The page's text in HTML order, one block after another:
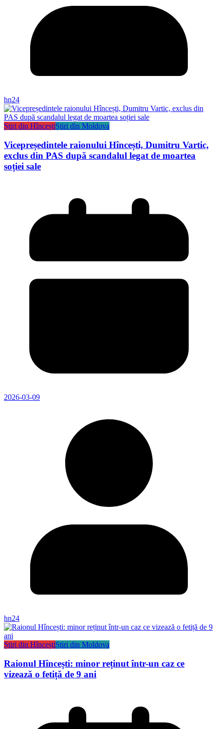
hn24
Știri din HînceștiȘtiri din Moldova
Vicepreședintele raionului Hîncești, Dumitru Vartic,
exclus din PAS după scandalul legat de moartea
soției sale
2026-03-09
hn24
Știri din HînceștiȘtiri din Moldova
Raionul Hîncești: minor reținut într-un caz ce
vizează o fetiță de 9 ani